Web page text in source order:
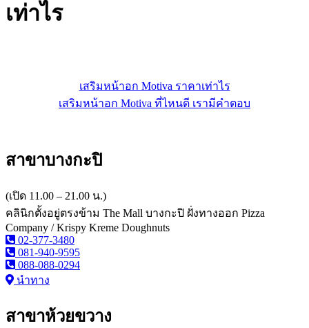
เท่าไร
เสริมหน้าอก Motiva ราคาเท่าไร
เสริมหน้าอก Motiva ที่ไหนดี เรามีคำตอบ
สาขาบางกะปิ
(เปิด 11.00 – 21.00 น.)
คลินิกตั้งอยู่ตรงข้าม The Mall บางกะปิ ฝั่งทางออก Pizza
Company / Krispy Kreme Doughnuts
02-377-3480
081-940-9595
088-088-0294
นำทาง
สาขาห้วยขวาง